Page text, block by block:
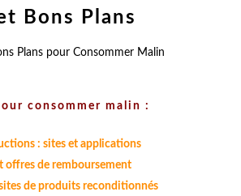
Bons Plans
consommer malin :
: sites et applications
offres de remboursement
de produits reconditionnés